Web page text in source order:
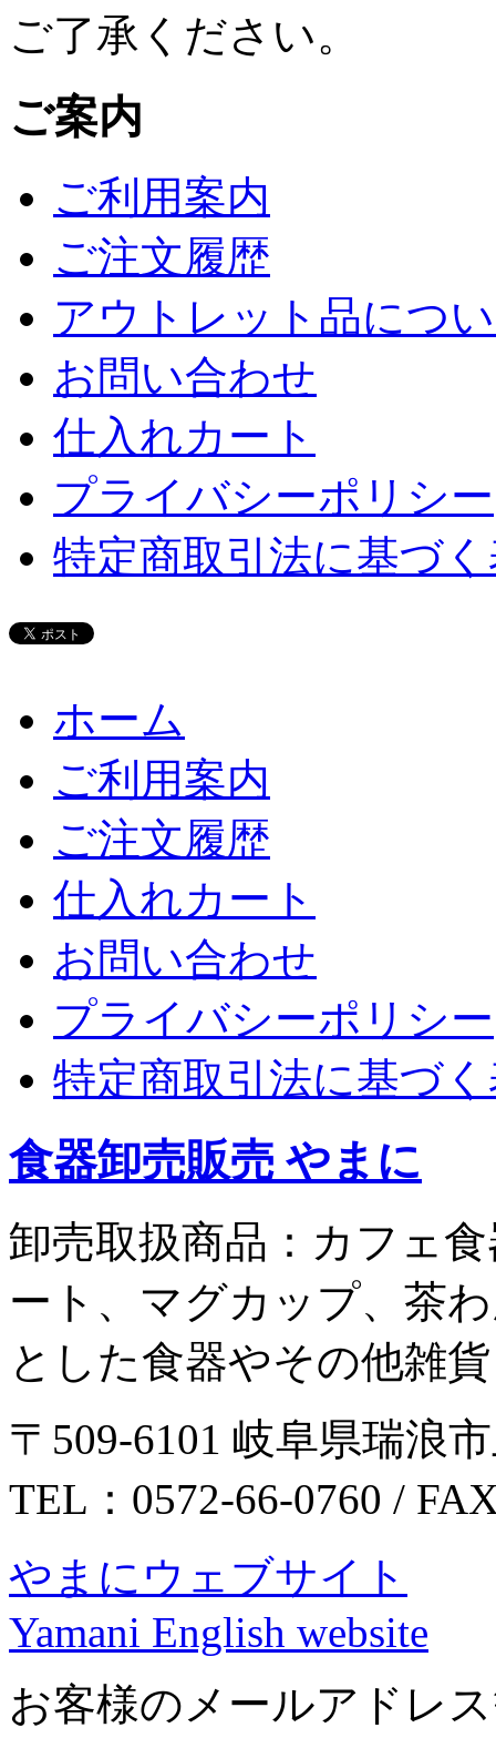
ご了承ください。
ご案内
ご利用案内
ご注文履歴
アウトレット品につ
お問い合わせ
仕入れカート
プライバシーポリシー
特定商取引法に基づ
ホーム
ご利用案内
ご注文履歴
仕入れカート
お問い合わせ
プライバシーポリシー
特定商取引法に基づ
食器卸売販売 やまに
卸売取扱商品：カフェ
ート、マグカップ、茶
とした食器やその他雑貨
〒509-6101 岐阜県瑞浪
TEL：0572-66-0760 /
やまにウェブサイト
Yamani English website
お客様のメールアドレ